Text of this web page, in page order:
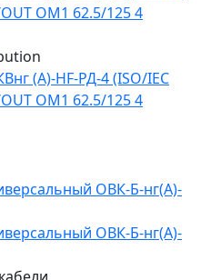
(А)-HF-РД-4 (ISO/IEC
OM1 62.5/125 4